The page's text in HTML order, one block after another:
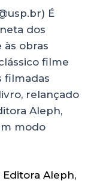
É
dos
às obras
filme
filmadas
relançado
Aleph,
modo
Editora Aleph,